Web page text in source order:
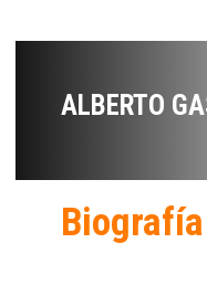
ALBERTO
Biografía